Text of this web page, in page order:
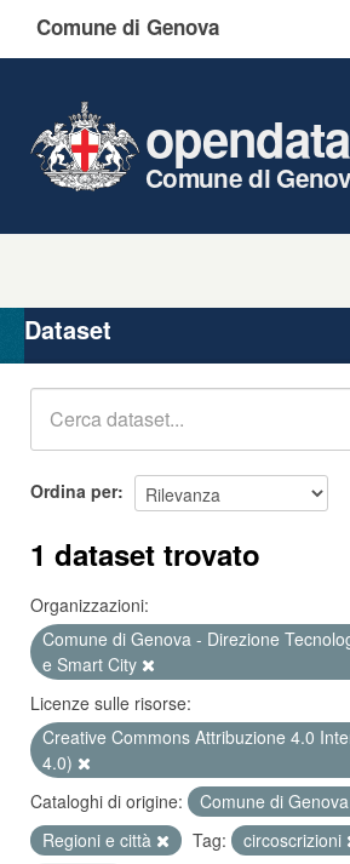
Comune di Genova
opendata
Comune di
Organizzazioni
Gruppi
Dataset
Ordina per
1 dataset trovato
Organizzazioni:
Comune di Genova - Direzione
e Smart City
Licenze sulle risorse:
Creative Commons Attribuzione 4.0
4.0)
Cataloghi di origine:
Comune di Genova
Regioni e città
Tag: circoscrizioni